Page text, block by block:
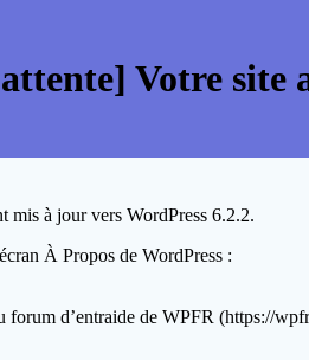
Votre
mis à jour vers WordPress 6.2.2.
À Propos de WordPress :
forum d’entraide de WPFR (https://